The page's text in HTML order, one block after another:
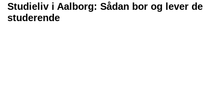
Studieliv i Aalborg: Sådan bor og lever de
studerende